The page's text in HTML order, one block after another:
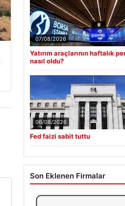
07/08/2026
Yatırım araçlarının haftalık
nasıl oldu?
06/08/2026
Fed faizi sabit tuttu
Son Eklenen Firmalar